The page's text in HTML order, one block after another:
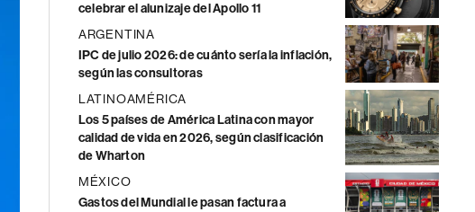
celebrar el alunizaje del Apollo 11
ARGENTINA
IPC de julio 2026: de cuánto sería la inflación,
según las consultoras
LATINOAMÉRICA
Los 5 países de América Latina con mayor
calidad de vida en 2026, según clasificación
de Wharton
MÉXICO
Gastos del Mundial le pasan factura a